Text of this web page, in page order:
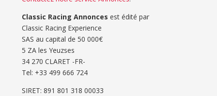
Classic Racing Annonces est édité par
Classic Racing Experience
SAS au capital de 50 000€
5 ZA les Yeuzses
34 270 CLARET -FR-
Tel: ‭+33 499 666 724‬
SIRET: 891 801 318 00033